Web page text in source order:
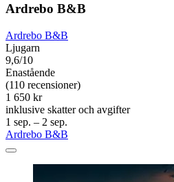
Ardrebo B&B
Ardrebo B&B
Ljugarn
9,6/10
Enastående
(110 recensioner)
1 650 kr
inklusive skatter och avgifter
1 sep. – 2 sep.
Ardrebo B&B